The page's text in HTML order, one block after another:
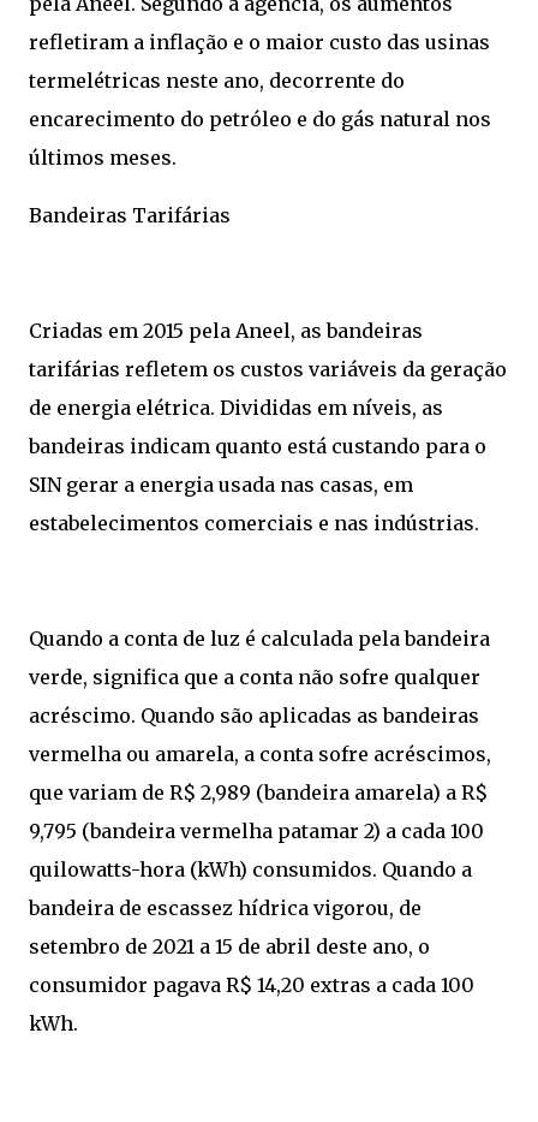
refletiram a inflação e o maior custo das usinas
termelétricas neste ano, decorrente do
encarecimento do petróleo e do gás natural nos
últimos meses.
Bandeiras Tarifárias
Criadas em 2015 pela Aneel, as bandeiras
tarifárias refletem os custos variáveis da geração
de energia elétrica. Divididas em níveis, as
bandeiras indicam quanto está custando para o
SIN gerar a energia usada nas casas, em
estabelecimentos comerciais e nas indústrias.
Quando a conta de luz é calculada pela bandeira
verde, significa que a conta não sofre qualquer
acréscimo. Quando são aplicadas as bandeiras
vermelha ou amarela, a conta sofre acréscimos,
que variam de R$ 2,989 (bandeira amarela) a R$
9,795 (bandeira vermelha patamar 2) a cada 100
quilowatts-hora (kWh) consumidos. Quando a
bandeira de escassez hídrica vigorou, de
setembro de 2021 a 15 de abril deste ano, o
consumidor pagava R$ 14,20 extras a cada 100
kWh.